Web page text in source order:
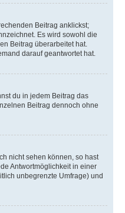
Beitrag anklickst;
Es wird sowohl die
Beitrag überarbeitet hat.
darauf geantwortet hat.
du in jedem Beitrag das
Beitrag dennoch ohne
nicht sehen können, so hast
Antwortmöglichkeit in einer
unbegrenzte Umfrage) und